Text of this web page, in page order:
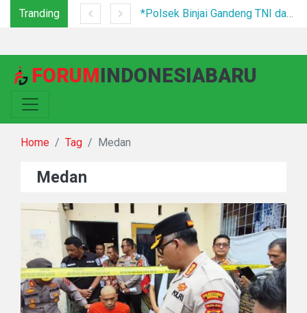
Tranding *Polsek Binjai Gandeng TNI dan Kepala Desa Grebek Sarang Narkoba*
FORUMINDONESIABARU
Home Tag Medan
Medan